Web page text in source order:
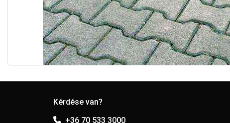
Kérdése van?
+36 70 533 3000